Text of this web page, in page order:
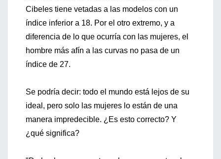
Cibeles tiene vetadas a las modelos con un
índice inferior a 18. Por el otro extremo, y a
diferencia de lo que ocurría con las mujeres, el
hombre más afín a las curvas no pasa de un
índice de 27.
Se podría decir: todo el mundo está lejos de su
ideal, pero solo las mujeres lo están de una
manera impredecible. ¿Es esto correcto? Y
¿qué significa?